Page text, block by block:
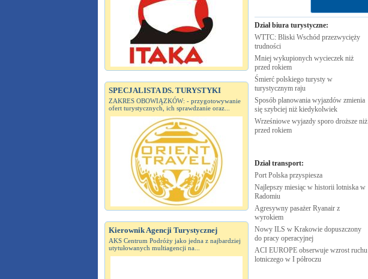
SPECJALISTA DS. TURYSTYKI
ZAKRES OBOWIĄZKÓW: - przygotowywanie
ofert turystycznych, ich sprawdzanie oraz...
Kierownik Agencji Turystycznej
AKS Centrum Podróży jako jedna z najbardziej
utytułowanych multiagencji na...
Dział biura turystyczne:
WTTC: Bliski Wschód przezwycięży
trudności
Mniej wykupionych wycieczek niż
przed rokiem
Śmierć polskiego turysty w
turystycznym raju
Sposób planowania wyjazdów zmienia
się szybciej niż kiedykolwiek
Wrześniowe wyjazdy sporo droższe niż
przed rokiem
Dział transport:
Port Polska przyspiesza
Najlepszy miesiąc w historii lotniska w
Radomiu
Agresywny pasażer Ryanair z
wyrokiem
Nowy ILS w Krakowie dopuszczony
do pracy operacyjnej
ACI EUROPE obserwuje wzrost ruchu
lotniczego w I półroczu